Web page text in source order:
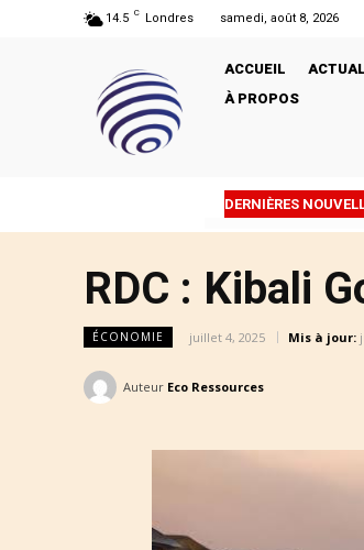
14.5 C Londres samedi, août 8, 2026
ACCUEIL
À PROPOS
DERNIÈRES
RDC : Kibali
ÉCONOMIE juillet 4, 2025 Mis à jour:
Auteur Eco Ressources